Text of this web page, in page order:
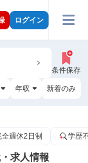
ログイン
条件保存
年収 新着のみ
全週休2日制 学歴
求人情報